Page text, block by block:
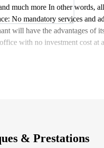
much more In other words,
No mandatory services and
will have the advantages
with no investment cost at
& Prestations